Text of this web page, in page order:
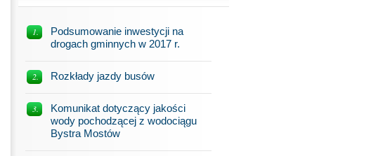
Podsumowanie inwestycji na
drogach gminnych w 2017 r.
Rozkłady jazdy busów
Komunikat dotyczący jakości
wody pochodzącej z wodociągu
Bystra Mostów